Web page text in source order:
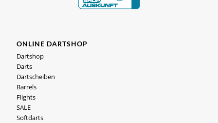
ONLINE DARTSHOP
Dartshop
Darts
Dartscheiben
Barrels
Flights
SALE
Softdarts